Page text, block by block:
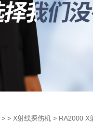
> > X射线探伤机 > RA2000 X